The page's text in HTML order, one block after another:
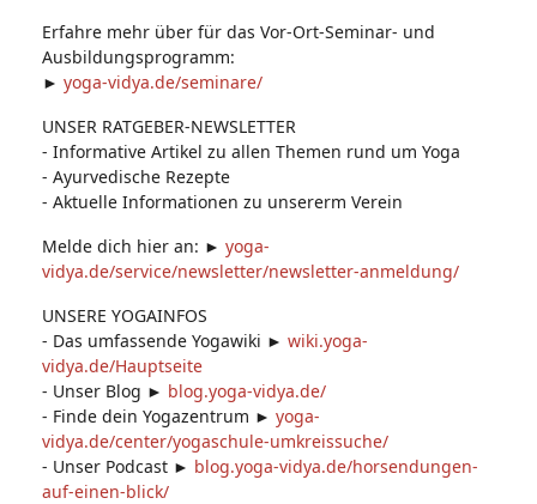
Erfahre mehr über für das Vor-Ort-Seminar- und
Ausbildungsprogramm:
► yoga-vidya.de/seminare/
UNSER RATGEBER-NEWSLETTER
- Informative Artikel zu allen Themen rund um Yoga
- Ayurvedische Rezepte
- Aktuelle Informationen zu unsererm Verein
Melde dich hier an: ► yoga-
vidya.de/service/newsletter/newsletter-anmeldung/
UNSERE YOGAINFOS
- Das umfassende Yogawiki ► wiki.yoga-
vidya.de/Hauptseite
- Unser Blog ► blog.yoga-vidya.de/
- Finde dein Yogazentrum ► yoga-
vidya.de/center/yogaschule-umkreissuche/
- Unser Podcast ► blog.yoga-vidya.de/horsendungen-
auf-einen-blick/